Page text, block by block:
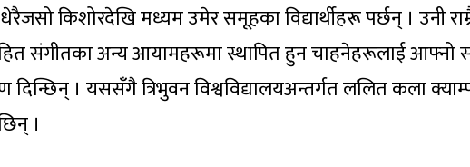
किशोरदेखि मध्यम उमेर समूहका विद्यार्थीहरू पर्छन् । उनी
संगीतका अन्य आयामहरूमा स्थापित हुन चाहनेहरूलाई आफ्नो
दिन्छिन् । यससँगै त्रिभुवन विश्वविद्यालयअन्तर्गत ललित कला
।